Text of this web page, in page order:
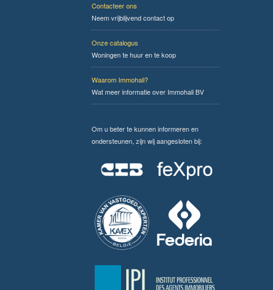
Contacteer ons
Neem vrijblijvend contact op
Onze catalogus
Woningen te huur en te koop
Waarom Immohali?
Wat meer informatie over Immohali BV
Om u beter te kunnen informeren en
ondersteunen, zijn wij aangesloten bij: